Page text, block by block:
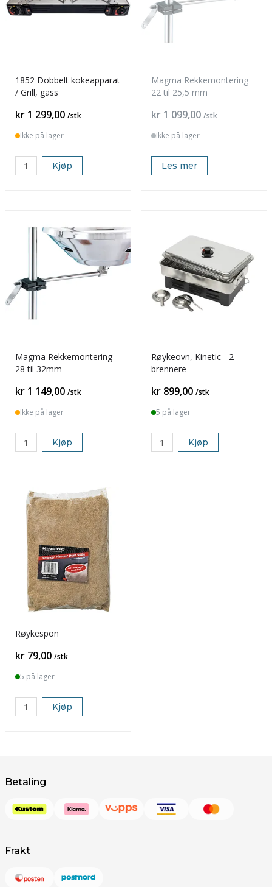
1852 Dobbelt kokeapparat
/ Grill, gass
Pris
kr 1 299,00 /stk
Ikke på lager
Kjøp
Magma Rekkemontering
22 til 25,5 mm
Pris
kr 1 099,00 /stk
Ikke på lager
Les mer
Magma Rekkemontering
28 til 32mm
Pris
kr 1 149,00 /stk
Ikke på lager
Kjøp
Røykeovn, Kinetic - 2
brennere
Pris
kr 899,00 /stk
5 på lager
Kjøp
Røykespon
Pris
kr 79,00 /stk
5 på lager
Kjøp
Betaling
Frakt